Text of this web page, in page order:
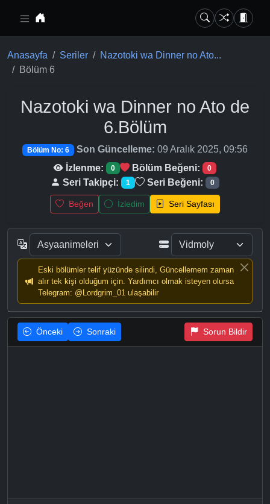
Anasayfa Seriler
Nazotoki wa Dinner no Ato...
Bölüm 6
Nazotoki wa Dinner no Ato de
6.Bölüm
Bölüm No: 6 Son Güncelleme: 09 Aralık 2025, 09:56
İzlenme:
0 Bölüm Beğeni: 0
Seri Takipçi: 1 Seri Beğeni: 0
Beğen İzledim Seri Sayfası
Eski bölümler telif yüzünde silindi, Güncellemem zaman
alır tek kişi olduğum için. Yardımcı olmak isteyen olursa
Telegram: @Lordgrim_01 ulaşabilir
Önceki Sonraki Sorun Bildir